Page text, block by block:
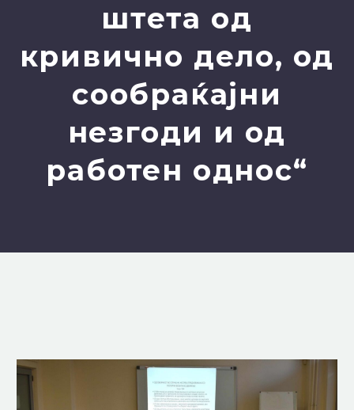
штета од
кривично дело, од
сообраќајни
незгоди и од
работен однос“